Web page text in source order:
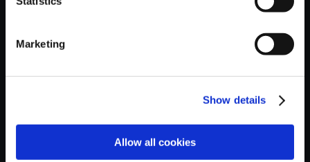
Marketing
Show details
Allow all cookies
おすすめ商品